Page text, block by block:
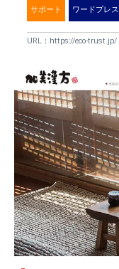
サポート ワードプレス
URL： https://eco-trust.jp/